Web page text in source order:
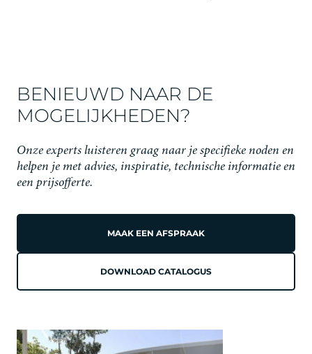
BENIEUWD NAAR DE
MOGELIJKHEDEN?
Onze experts luisteren graag naar je specifieke noden en
helpen je met advies, inspiratie, technische informatie en
een prijsofferte.
MAAK EEN AFSPRAAK
DOWNLOAD CATALOGUS